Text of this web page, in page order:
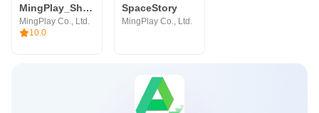
MingPlay_ShanKoeMee, BooGyi
MingPlay Co., Ltd.
10.0
SpaceStory
MingPlay Co., Ltd.